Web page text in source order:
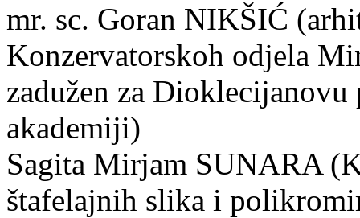
mr. sc. Goran NIKŠIĆ
Konzervatorskoh odjela
zadužen za
akademiji)
Sagita Mirjam SUNARA
štafelajnih slika i